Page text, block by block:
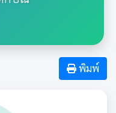
พิมพ์